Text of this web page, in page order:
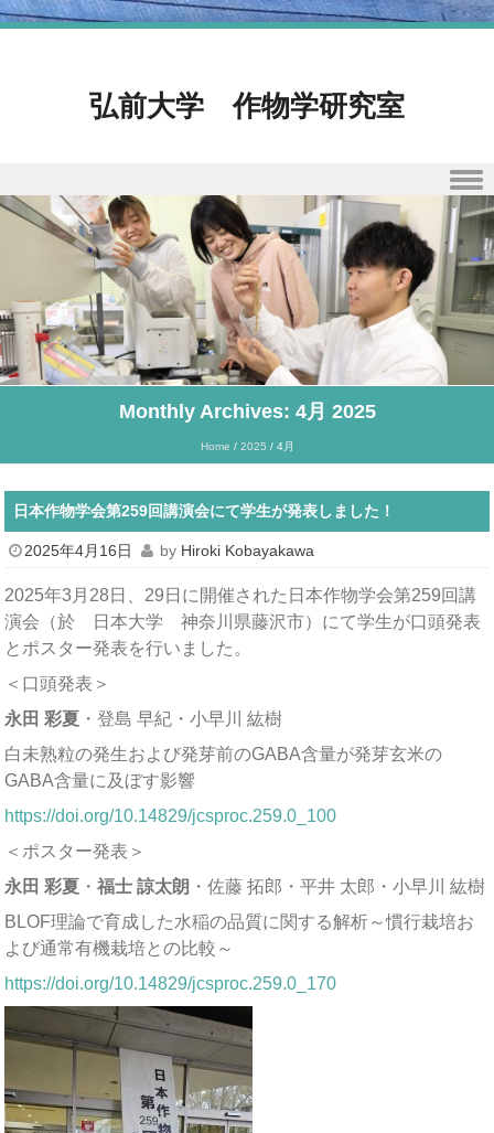
弘前大学 作物学研究室
Skip to content
Monthly Archives: 4月 2025
Home /2025 /4月
日本作物学会第259回講演会にて学生が発表しました！
2025年4月16日 by Hiroki Kobayakawa
2025年3月28日、29日に開催された日本作物学会第259回講
演会（於 日本大学 神奈川県藤沢市）にて学生が口頭発表
とポスター発表を行いました。
＜口頭発表＞
永田 彩夏 ・登島 早紀・小早川 紘樹
白未熟粒の発生および発芽前のGABA含量が発芽玄米の
GABA含量に及ぼす影響
https://doi.org/10.14829/jcsproc.259.0_100
＜ポスター発表＞
永田 彩夏 ・ 福士 諒太朗 ・佐藤 拓郎・平井 太郎・小早川 紘樹
BLOF理論で育成した水稲の品質に関する解析～慣行栽培お
よび通常有機栽培との比較～
https://doi.org/10.14829/jcsproc.259.0_170